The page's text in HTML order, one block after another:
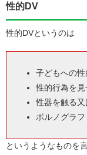
性的DV
性的DVというのは
子どもへの性
性的行為を見
性器を触る又
ポルノグラ
というようなものを